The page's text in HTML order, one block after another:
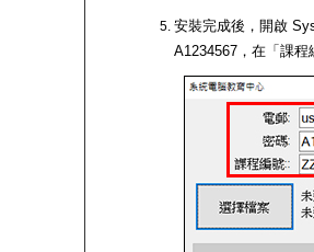
安裝完成後，開啟
A1234567，在「課